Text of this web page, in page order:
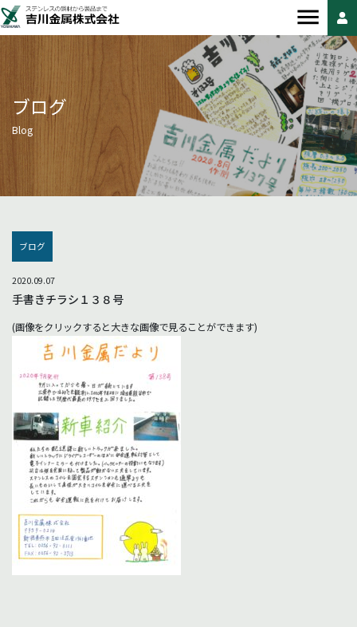
ブログ
Blog
ブログ
2020.09.07
手書きチラシ１３８号
(画像をクリックすると大きな画像で見ることができます)